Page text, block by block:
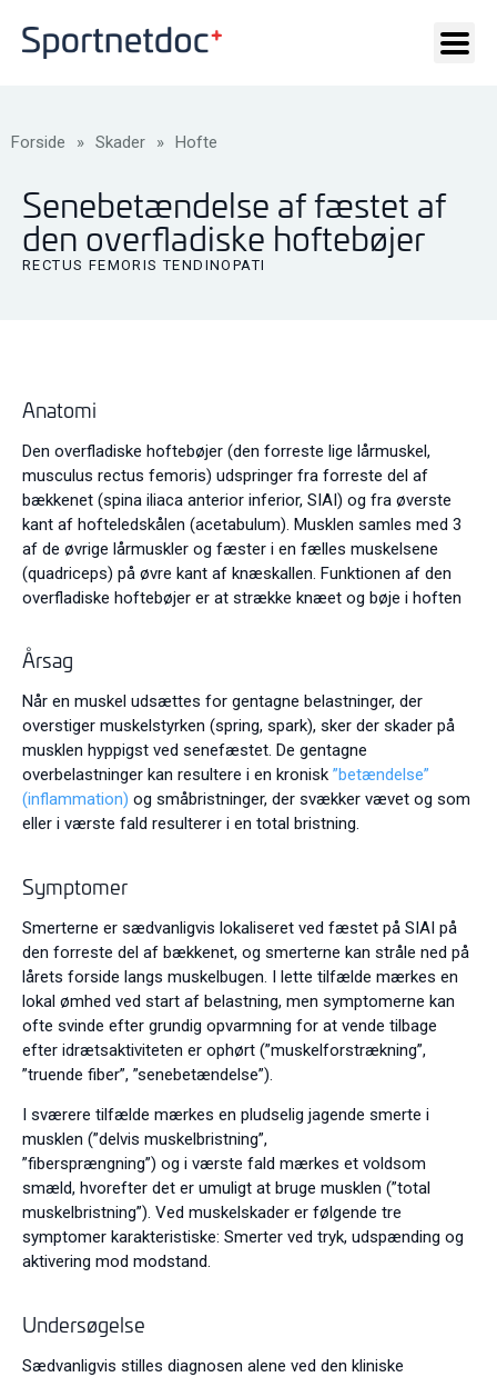
Forside » Skader » Hofte
Senebetændelse af fæstet af
den overfladiske hoftebøjer
RECTUS FEMORIS TENDINOPATI
Anatomi
Den overfladiske hoftebøjer (den forreste lige lårmuskel,
musculus rectus femoris) udspringer fra forreste del af
bækkenet (spina iliaca anterior inferior, SIAI) og fra øverste
kant af hofteledskålen (acetabulum). Musklen samles med 3
af de øvrige lårmuskler og fæster i en fælles muskelsene
(quadriceps) på øvre kant af knæskallen. Funktionen af den
overfladiske hoftebøjer er at strække knæet og bøje i hoften
Årsag
Når en muskel udsættes for gentagne belastninger, der
overstiger muskelstyrken (spring, spark), sker der skader på
musklen hyppigst ved senefæstet. De gentagne
overbelastninger kan resultere i en kronisk ”betændelse”
(inflammation) og småbristninger, der svækker vævet og som
eller i værste fald resulterer i en total bristning.
Symptomer
Smerterne er sædvanligvis lokaliseret ved fæstet på SIAI på
den forreste del af bækkenet, og smerterne kan stråle ned på
lårets forside langs muskelbugen. I lette tilfælde mærkes en
lokal ømhed ved start af belastning, men symptomerne kan
ofte svinde efter grundig opvarmning for at vende tilbage
efter idrætsaktiviteten er ophørt (”muskelforstrækning”,
”truende fiber”, ”senebetændelse”).
I sværere tilfælde mærkes en pludselig jagende smerte i
musklen (”delvis muskelbristning”,
”fibersprængning”) og i værste fald mærkes et voldsom
smæld, hvorefter det er umuligt at bruge musklen (”total
muskelbristning”). Ved muskelskader er følgende tre
symptomer karakteristiske: Smerter ved tryk, udspænding og
aktivering mod modstand.
Undersøgelse
Sædvanligvis stilles diagnosen alene ved den kliniske